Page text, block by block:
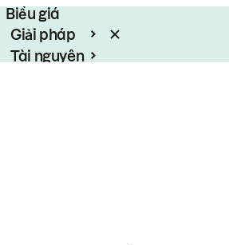
Biểu giá
Giải pháp
Tài nguyên